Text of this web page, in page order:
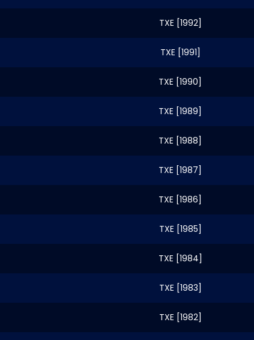
TXE [1992]
TXE [1991]
TXE [1990]
TXE [1989]
TXE [1988]
TXE [1987]
TXE [1986]
TXE [1985]
TXE [1984]
TXE [1983]
TXE [1982]